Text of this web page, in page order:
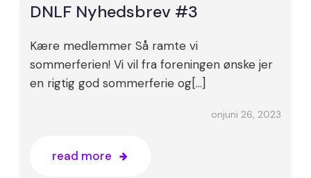
DNLF Nyhedsbrev #3
Kære medlemmer Så ramte vi
sommerferien! Vi vil fra foreningen ønske jer
en rigtig god sommerferie og[…]
onjuni 26, 2023
read more